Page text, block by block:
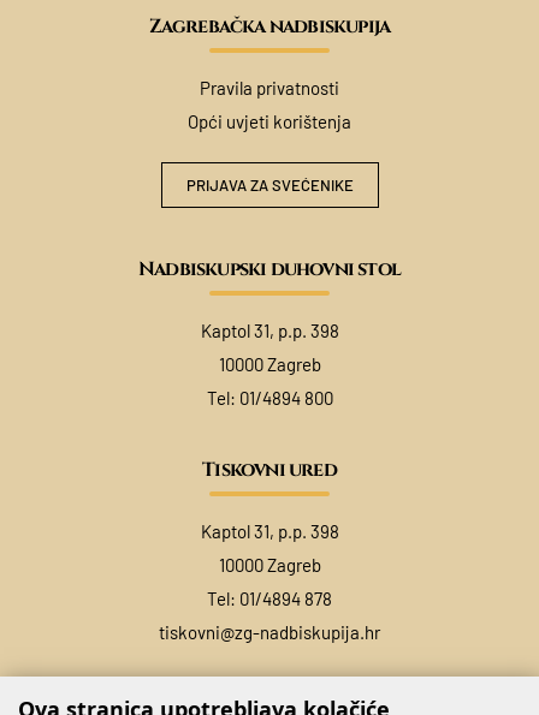
Zagrebačka nadbiskupija
Pravila privatnosti
Opći uvjeti korištenja
PRIJAVA ZA SVEĆENIKE
Nadbiskupski duhovni stol
Kaptol 31, p.p. 398
10000 Zagreb
Tel: 01/4894 800
Tiskovni ured
Kaptol 31, p.p. 398
10000 Zagreb
Tel: 01/4894 878
tiskovni@zg-nadbiskupija.hr
Ova stranica upotrebljava kolačiće